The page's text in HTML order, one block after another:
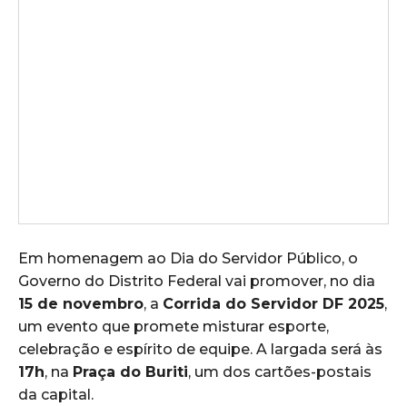
Em homenagem ao Dia do Servidor Público, o
Governo do Distrito Federal vai promover, no dia
15 de novembro, a Corrida do Servidor DF 2025,
um evento que promete misturar esporte,
celebração e espírito de equipe. A largada será às
17h, na Praça do Buriti, um dos cartões-postais
da capital.